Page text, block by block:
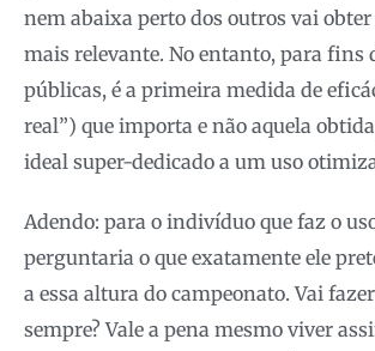
nem abaixa perto dos outros vai
mais relevante. No entanto, para fins
públicas, é a primeira medida de
real”) que importa e não aquela
ideal super-dedicado a um uso
Adendo: para o indivíduo que faz o
perguntaria o que exatamente ele
a essa altura do campeonato. Vai
sempre? Vale a pena mesmo viver